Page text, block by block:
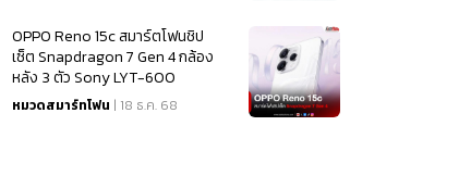
OPPO Reno 15c สมาร์ตโฟนชิป
เซ็ต Snapdragon 7 Gen 4 กล้อง
หลัง 3 ตัว Sony LYT-600
หมวดสมาร์ทโฟน | 18 ธ.ค. 68